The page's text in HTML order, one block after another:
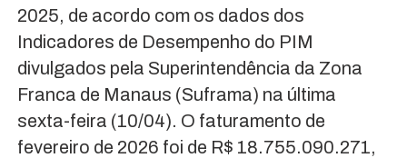
2025, de acordo com os dados dos
Indicadores de Desempenho do PIM
divulgados pela Superintendência da Zona
Franca de Manaus (Suframa) na última
sexta-feira (10/04). O faturamento de
fevereiro de 2026 foi de R$ 18.755.090.271,